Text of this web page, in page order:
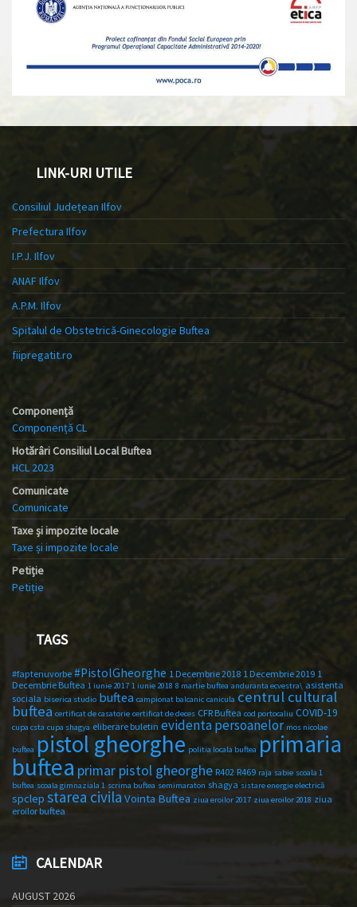
LINK-URI UTILE
Consiliul Județean Ilfov
Prefectura Ilfov
I.P.J. Ilfov
ANAF Ilfov
A.P.M. Ilfov
Spitalul de Obstetrică-Ginecologie Buftea
fiipregatit.ro
Componență
Componență CL
Hotărâri Consiliul Local Buftea
HCL 2023
Comunicate
Comunicate
Taxe și impozite locale
Taxe și impozite locale
Petiție
Petiție
TAGS
#faptenuvorbe #PistolGheorghe 1 Decembrie 2018 1 Decembrie 2019 1
Decembrie Buftea 1 iunie 2017 1 iunie 2018 8 martie buftea anduranta ecvestra\ asistenta
sociala biserica studio buftea campionat balcanic canicula centrul cultural
buftea certificat de casatorie certificat de deces CFR Buftea cod portocaliu COVID-19
cupa csta cupa shagya eliberare buletin evidenta persoanelor mos nicolae
buftea pistol gheorghe politia locala buftea primaria
buftea primar pistol gheorghe R402 R469 raja sabie scoala 1
buftea scoala gimnaziala 1 scrima buftea semimaraton shagya sistare energie electrică
spclep starea civila Vointa Buftea ziua eroilor 2017 ziua eroilor 2018 ziua
eroilor buftea
CALENDAR
AUGUST 2026